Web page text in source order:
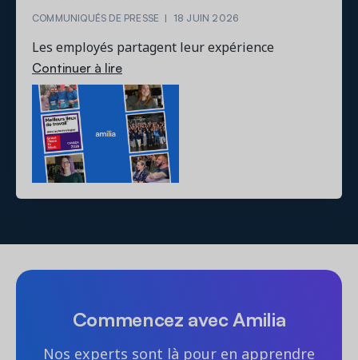
COMMUNIQUÉS DE PRESSE | 18 JUIN 2026
Les employés partagent leur expérience
Continuer à lire
Commencez avec Amilia
Nos experts sont là pour en apprendre